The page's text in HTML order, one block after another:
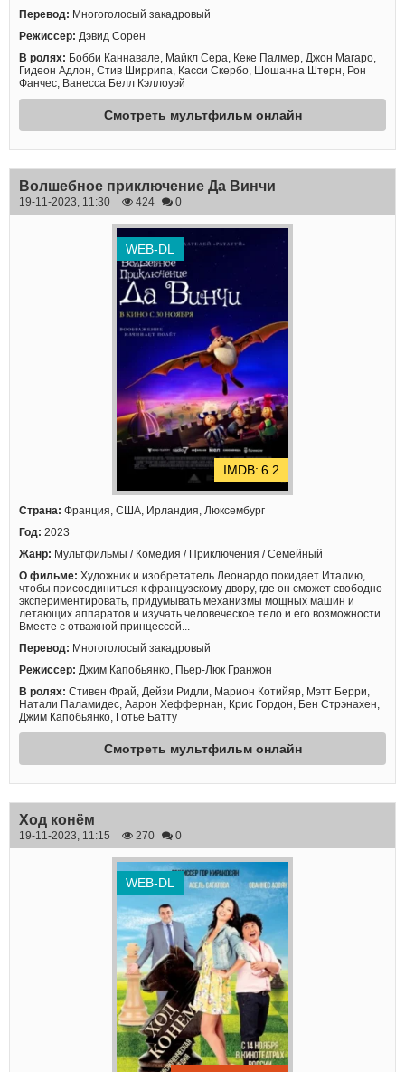
Перевод: Многоголосый закадровый
Режиссер: Дэвид Сорен
В ролях: Бобби Каннавале, Майкл Сера, Кеке Палмер, Джон Магаро,
Гидеон Адлон, Стив Ширрипа, Касси Скербо, Шошанна Штерн, Рон
Фанчес, Ванесса Белл Кэллоуэй
Смотреть мультфильм онлайн
Волшебное приключение Да Винчи
19-11-2023, 11:30 424 0
WEB-DL
6.2
Страна: Франция, США, Ирландия, Люксембург
Год: 2023
Жанр: Мультфильмы / Комедия / Приключения / Семейный
О фильме: Художник и изобретатель Леонардо покидает Италию,
чтобы присоединиться к французскому двору, где он сможет свободно
экспериментировать, придумывать механизмы мощных машин и
летающих аппаратов и изучать человеческое тело и его возможности.
Вместе с отважной принцессой...
Перевод: Многоголосый закадровый
Режиссер: Джим Капобьянко, Пьер-Люк Гранжон
В ролях: Стивен Фрай, Дейзи Ридли, Марион Котийяр, Мэтт Берри,
Натали Паламидес, Аарон Хеффернан, Крис Гордон, Бен Стрэнахен,
Джим Капобьянко, Готье Батту
Смотреть мультфильм онлайн
Ход конём
19-11-2023, 11:15 270 0
WEB-DL